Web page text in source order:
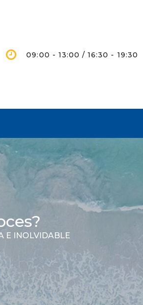
09:00 - 13:00 / 16:30 - 19:30
E INOLVIDABLE